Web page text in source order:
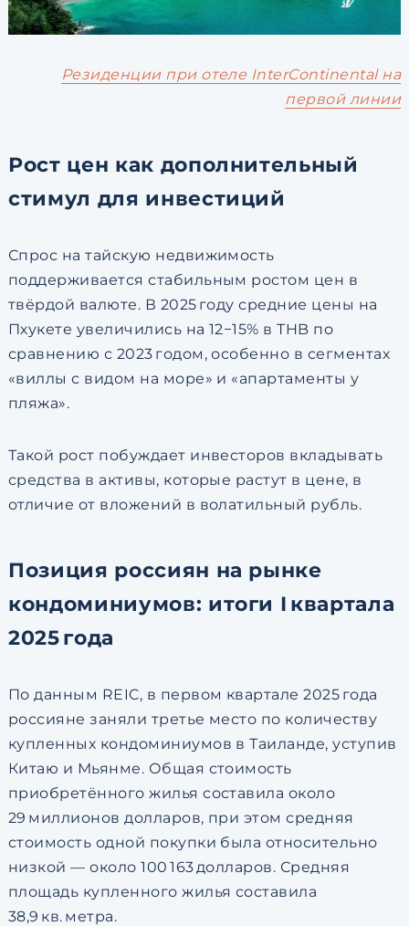
Резиденции при отеле InterContinental на
первой линии
Рост цен как дополнительный
стимул для инвестиций
Спрос на тайскую недвижимость
поддерживается стабильным ростом цен в
твёрдой валюте. В 2025 году средние цены на
Пхукете увеличились на 12−15% в THB по
сравнению с 2023 годом, особенно в сегментах
«виллы с видом на море» и «апартаменты у
пляжа».
Такой рост побуждает инвесторов вкладывать
средства в активы, которые растут в цене, в
отличие от вложений в волатильный рубль.
Позиция россиян на рынке
кондоминиумов: итоги I квартала
2025 года
По данным REIC, в первом квартале 2025 года
россияне заняли третье место по количеству
купленных кондоминиумов в Таиланде, уступив
Китаю и Мьянме. Общая стоимость
приобретённого жилья составила около
29 миллионов долларов, при этом средняя
стоимость одной покупки была относительно
низкой — около 100 163 долларов. Средняя
площадь купленного жилья составила
38,9 кв. метра.